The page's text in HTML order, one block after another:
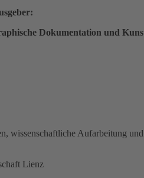
Dokumentation und
wissenschaftliche Aufarbeitung
Lienz